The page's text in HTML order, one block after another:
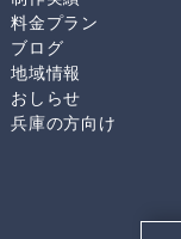
料金プラン
ブログ
地域情報
おしらせ
兵庫の方向け